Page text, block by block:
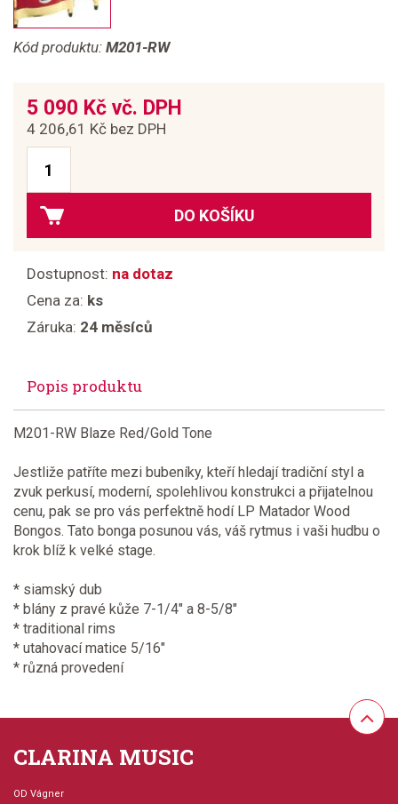
Kód produktu: M201-RW
5 090 Kč vč. DPH
4 206,61 Kč bez DPH
DO KOŠÍKU
Dostupnost: na dotaz
Cena za: ks
Záruka: 24 měsíců
Popis produktu
M201-RW Blaze Red/Gold Tone
Jestliže patříte mezi bubeníky, kteří hledají tradiční styl a
zvuk perkusí, moderní, spolehlivou konstrukci a přijatelnou
cenu, pak se pro vás perfektně hodí LP Matador Wood
Bongos. Tato bonga posunou vás, váš rytmus i vaši hudbu o
krok blíž k velké stage.
* siamský dub
* blány z pravé kůže 7-1/4" a 8-5/8"
* traditional rims
* utahovací matice 5/16"
* různá provedení
CLARINA MUSIC
OD Vágner